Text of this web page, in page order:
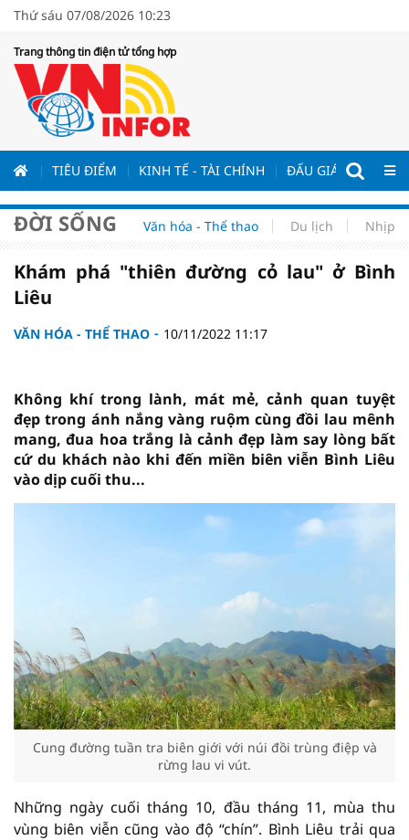
Thứ sáu 07/08/2026 10:23
Trang thông tin điện tử tổng hợp
TIÊU ĐIỂM KINH TẾ - TÀI CHÍNH ĐẤU GIÁ - ĐẤU
ĐỜI SỐNG Văn hóa - Thể thao Du lịch Nhịp
Khám phá "thiên đường cỏ lau" ở Bình
Liêu
VĂN HÓA - THỂ THAO 10/11/2022 11:17
Không khí trong lành, mát mẻ, cảnh quan tuyệt
đẹp trong ánh nắng vàng ruộm cùng đồi lau mênh
mang, đua hoa trắng là cảnh đẹp làm say lòng bất
cứ du khách nào khi đến miền biên viễn Bình Liêu
vào dịp cuối thu...
Cung đường tuần tra biên giới với núi đồi trùng điệp và
rừng lau vi vút.
Những ngày cuối tháng 10, đầu tháng 11, mùa thu
vùng biên viễn cũng vào độ “chín”. Bình Liêu trải qua